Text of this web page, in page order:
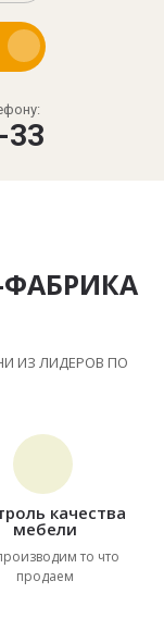
33
ИЗ ЛИДЕРОВ ПО
качества
мебели
то что
продаем